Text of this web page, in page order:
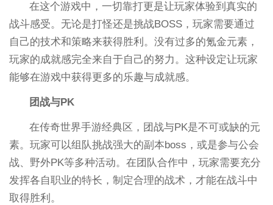
在这个游戏中，一切靠打更是让玩家体验到真实的
战斗感受。无论是打怪还是挑战BOSS，玩家需要通过
自己的技术和策略来获得胜利。没有过多的氪金元素，
玩家的成就感完全来自于自己的努力。这种设定让玩家
能够在游戏中获得更多的乐趣与成就感。
团战与PK
在传奇世界手游经典区，团战与PK是不可或缺的元
素。玩家可以组队挑战强大的副本boss，或是参与公会
战、野外PK等多种活动。在团队合作中，玩家需要充分
发挥各自职业的特长，制定合理的战术，才能在战斗中
取得胜利。